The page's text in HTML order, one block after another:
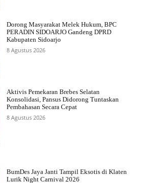
Dorong Masyarakat Melek Hukum, BPC
PERADIN SIDOARJO Gandeng DPRD
Kabupaten Sidoarjo
8 Agustus 2026
Aktivis Pemekaran Brebes Selatan
Konsolidasi, Pansus Didorong Tuntaskan
Pembahasan Secara Cepat
8 Agustus 2026
BumDes Jaya Janti Tampil Eksotis di Klaten
Lurik Night Carnival 2026